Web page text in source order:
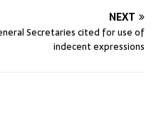
NEXT
Secretaries cited for use of
indecent expressions